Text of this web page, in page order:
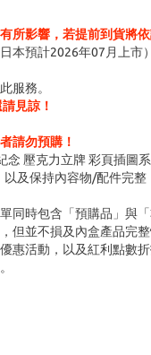
影響，若提前到貨將
預計2026年07月上市
服務。
見諒！
請勿預購！
壓克力立牌 彩頁插圖
及保持內容物/配件完
時包含「預購品」與
並不損及內盒產品完
惠活動，以及紅利點數折